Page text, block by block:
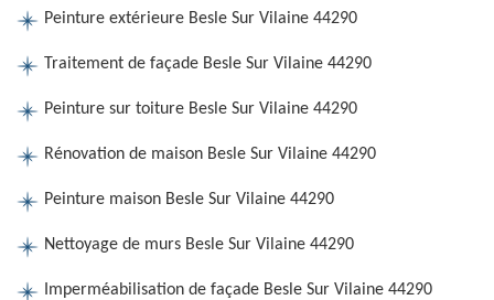
Peinture extérieure Besle Sur Vilaine 44290
Traitement de façade Besle Sur Vilaine 44290
Peinture sur toiture Besle Sur Vilaine 44290
Rénovation de maison Besle Sur Vilaine 44290
Peinture maison Besle Sur Vilaine 44290
Nettoyage de murs Besle Sur Vilaine 44290
Imperméabilisation de façade Besle Sur Vilaine 44290